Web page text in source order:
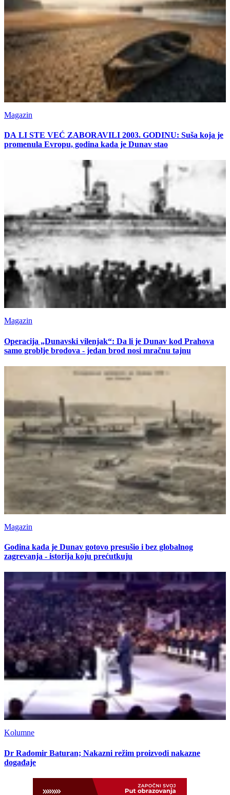
Magazin
DA LI STE VEĆ ZABORAVILI 2003. GODINU: Suša koja je
promenula Evropu, godina kada je Dunav stao
Magazin
Operacija „Dunavski vilenjak“: Da li je Dunav kod Prahova
samo groblje brodova - jedan brod nosi mračnu tajnu
Magazin
Godina kada je Dunav gotovo presušio i bez globalnog
zagrevanja - istorija koju prećutkuju
Kolumne
Dr Radomir Baturan; Nakazni režim proizvodi nakazne
događaje